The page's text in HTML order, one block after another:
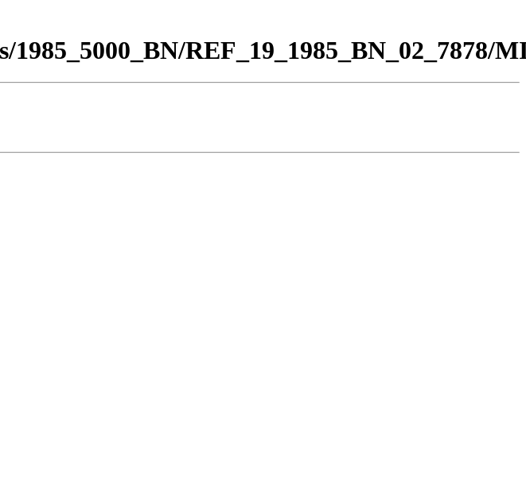
1985_5000_BN/REF_19_1985_BN_02_7878/